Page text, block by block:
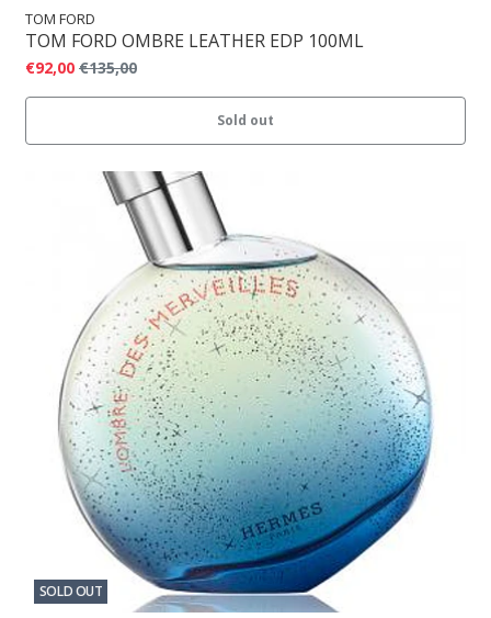
TOM FORD
TOM FORD OMBRE LEATHER EDP 100ML
€92,00 €135,00
Sold out
SOLD OUT